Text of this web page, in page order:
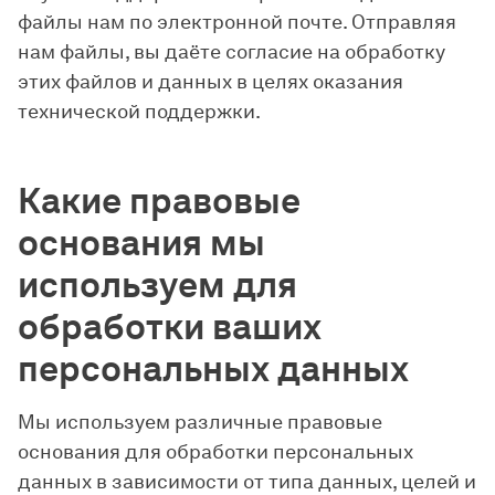
файлы нам по электронной почте. Отправляя
нам файлы, вы даёте согласие на обработку
этих файлов и данных в целях оказания
технической поддержки.
Какие правовые
основания мы
используем для
обработки ваших
персональных данных
Мы используем различные правовые
основания для обработки персональных
данных в зависимости от типа данных, целей и